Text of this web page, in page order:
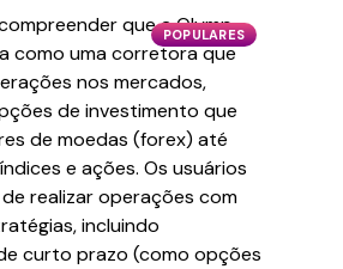
POPULARES
que a Olymp
como uma corretora que
nos mercados,
de investimento que
de moedas (forex) até
e ações. Os usuários
realizar operações com
incluindo
curto prazo (como opções